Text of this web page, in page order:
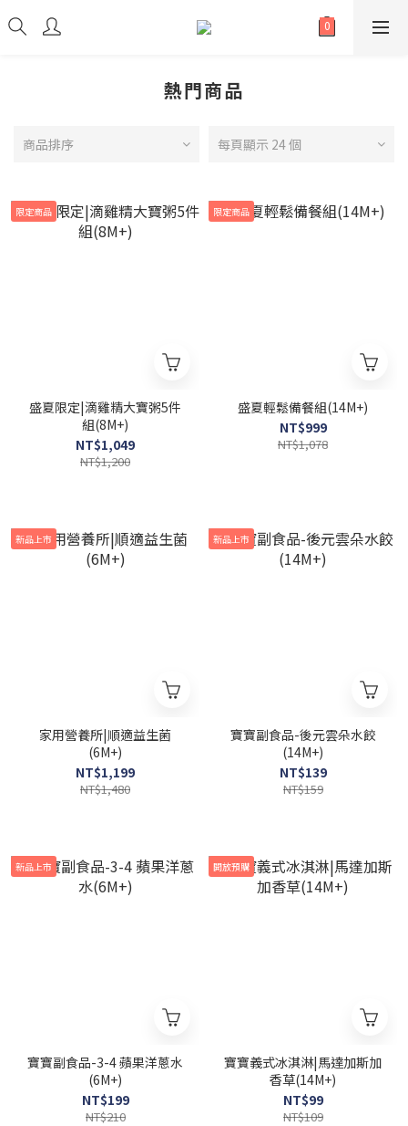
熱門商品
商品排序 每頁顯示 24 個
限定商品
盛夏限定|滴雞精大寶粥5件
組(8M+)
NT$1,049
NT$1,200
限定商品
盛夏輕鬆備餐組(14M+)
NT$999
NT$1,078
新品上市
家用營養所|順適益生菌
(6M+)
NT$1,199
NT$1,480
新品上市
寶寶副食品-後元雲朵水餃
(14M+)
NT$139
NT$159
新品上市
寶寶副食品-3-4 蘋果洋蔥水
(6M+)
NT$199
NT$210
開放預購
寶寶義式冰淇淋|馬達加斯加
香草(14M+)
NT$99
NT$109